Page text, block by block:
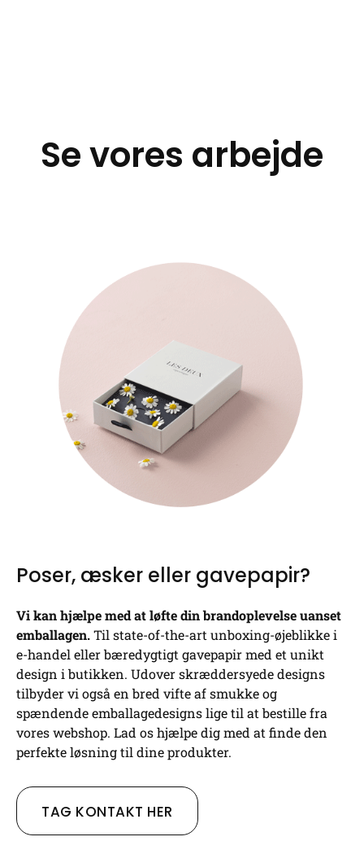
Se vores arbejde
Poser, æsker eller gavepapir?
Vi kan hjælpe med at løfte din brandoplevelse uanset
emballagen.Til state-of-the-art unboxing-øjeblikke i
e-handel eller bæredygtigt gavepapir med et unikt
design i butikken. Udover skræddersyede designs
tilbyder vi også en bred vifte af smukke og
spændende emballagedesigns lige til at bestille fra
vores webshop. Lad os hjælpe dig med at finde den
perfekte løsning til dine produkter.
TAG KONTAKT HER